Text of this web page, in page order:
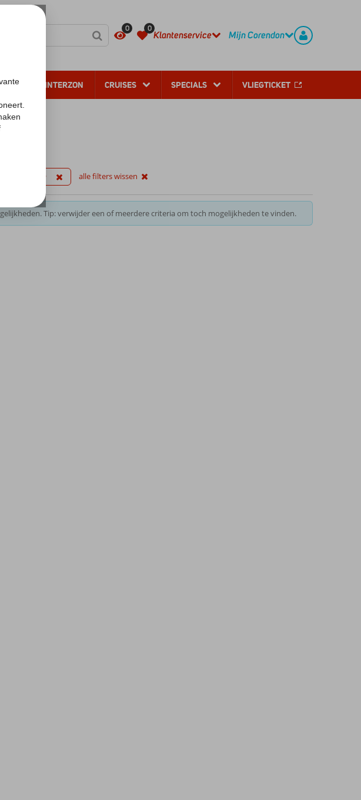
0 0
Klantenservice Mijn Corendon
WINTERZON CRUISES SPECIALS VLIEGTICKET
Last minute alle filters wissen
Tip: verwijder een of meerdere criteria om toch mogelijkheden te vinden.